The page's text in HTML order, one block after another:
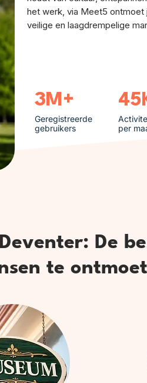
het werk, via Meet5 ontmoet
veilige en laagdrempelige
3M+
Geregistreerde
gebruikers
per
De
te